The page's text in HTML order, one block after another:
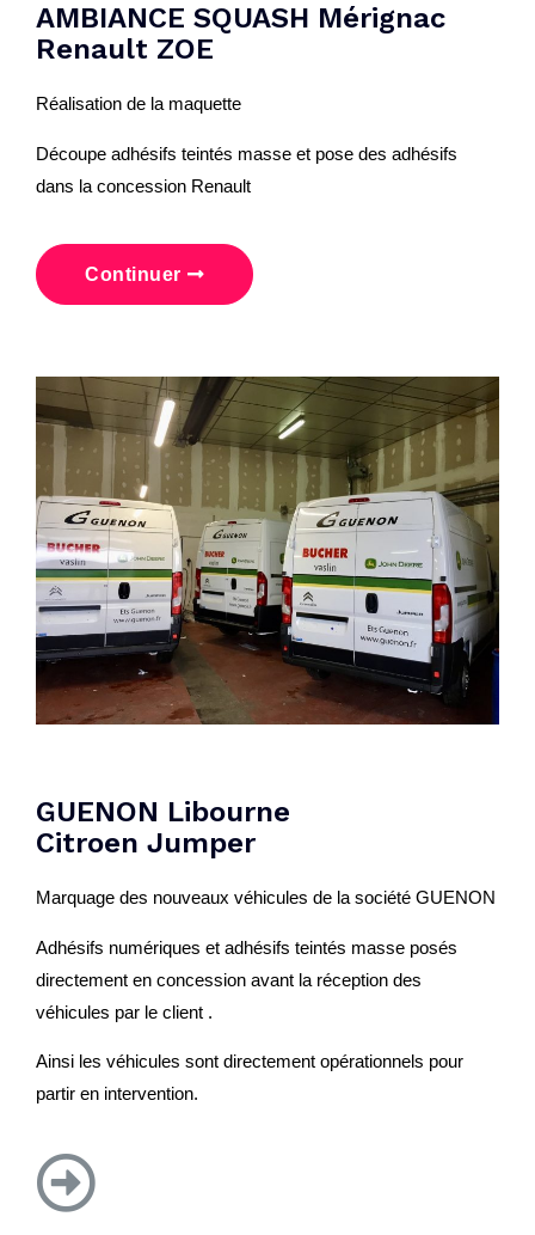
AMBIANCE SQUASH Mérignac
Renault ZOE
Réalisation de la maquette
Découpe adhésifs teintés masse et pose des adhésifs
dans la concession Renault
Continuer
GUENON Libourne
Citroen Jumper
Marquage des nouveaux véhicules de la société GUENON
Adhésifs numériques et adhésifs teintés masse posés
directement en concession avant la réception des
véhicules par le client .
Ainsi les véhicules sont directement opérationnels pour
partir en intervention.